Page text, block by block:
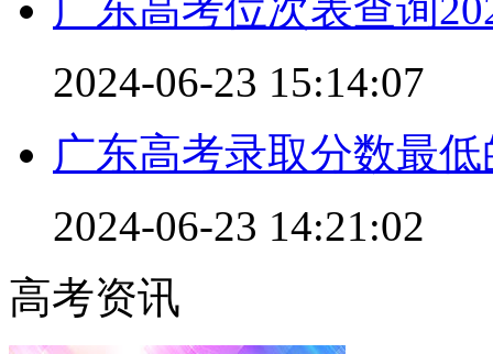
2024-06-23 15:14:07
广东高考录取分数最
2024-06-23 14:21:02
高考资讯